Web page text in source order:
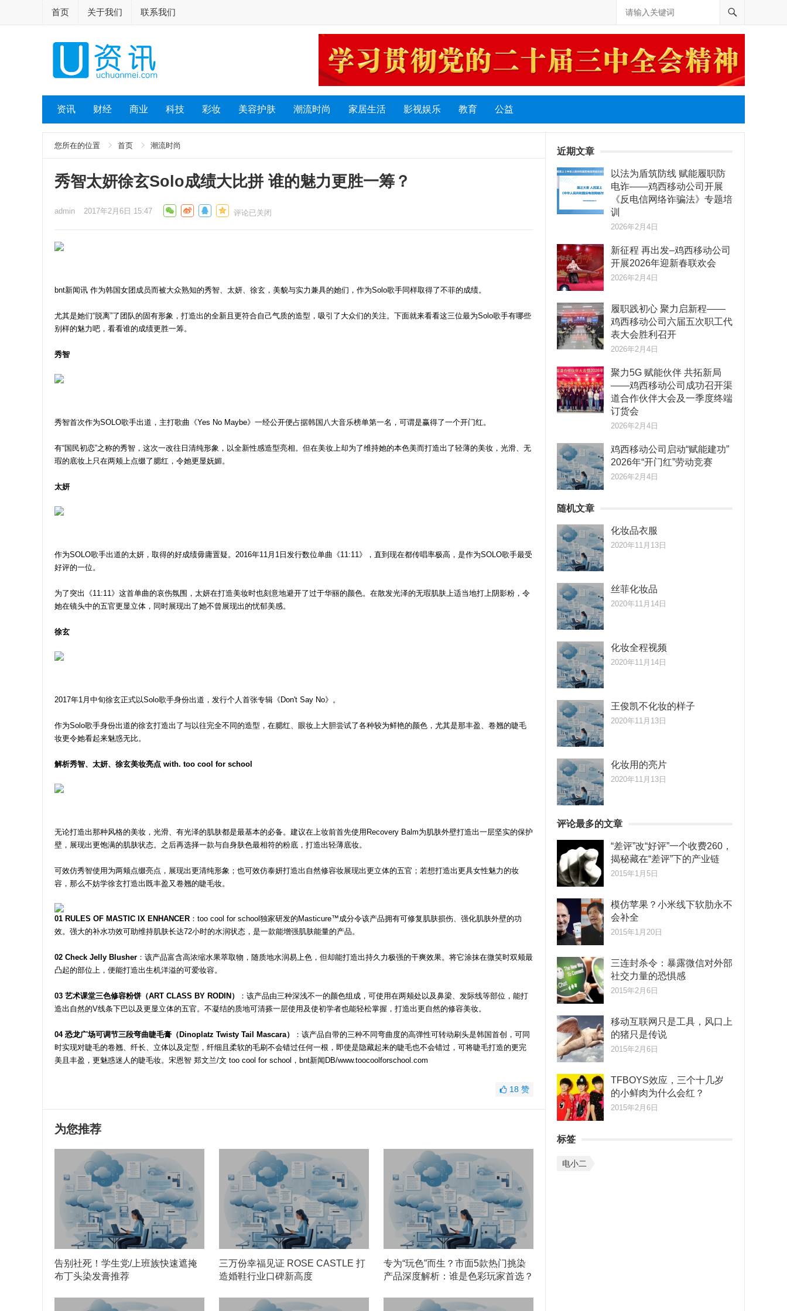
首页 关于我们 联系我们
资讯 财经 商业 科技 彩妆 美容护肤 潮流时尚 家居生活 影视娱乐 教育 公益
您所在的位置 首页 潮流时尚
秀智太妍徐玄Solo成绩大比拼 谁的魅力更胜一筹？
admin 2017年2月6日 15:47 评论已关闭
bnt新闻讯 作为韩国女团成员而被大众熟知的秀智、太妍、徐玄，美貌与实力兼具的她们，作为Solo歌手同样取得了不菲的成绩。
尤其是她们“脱离”了团队的固有形象，打造出的全新且更符合自己气质的造型，吸引了大众们的关注。下面就来看看这三位最为Solo歌手有哪些
别样的魅力吧，看看谁的成绩更胜一筹。
秀智
秀智首次作为SOLO歌手出道，主打歌曲《Yes No Maybe》一经公开便占据韩国八大音乐榜单第一名，可谓是赢得了一个开门红。
有“国民初恋”之称的秀智，这次一改往日清纯形象，以全新性感造型亮相。但在美妆上却为了维持她的本色美而打造出了轻薄的美妆，光滑、无
瑕的底妆上只在两颊上点缀了腮红，令她更显妩媚。
太妍
作为SOLO歌手出道的太妍，取得的好成绩毋庸置疑。2016年11月1日发行数位单曲《11:11》，直到现在都传唱率极高，是作为SOLO歌手最受
好评的一位。
为了突出《11:11》这首单曲的哀伤氛围，太妍在打造美妆时也刻意地避开了过于华丽的颜色。在散发光泽的无瑕肌肤上适当地打上阴影粉，令
她在镜头中的五官更显立体，同时展现出了她不曾展现出的忧郁美感。
徐玄
2017年1月中旬徐玄正式以Solo歌手身份出道，发行个人首张专辑《Don't Say No》。
作为Solo歌手身份出道的徐玄打造出了与以往完全不同的造型，在腮红、眼妆上大胆尝试了各种较为鲜艳的颜色，尤其是那丰盈、卷翘的睫毛
妆更令她看起来魅惑无比。
解析秀智、太妍、徐玄美妆亮点 with. too cool for school
无论打造出那种风格的美妆，光滑、有光泽的肌肤都是最基本的必备。建议在上妆前首先使用Recovery Balm为肌肤外壁打造出一层坚实的保护
壁，展现出更饱满的肌肤状态。之后再选择一款与自身肤色最相符的粉底，打造出轻薄底妆。
可效仿秀智使用为两颊点缀亮点，展现出更清纯形象；也可效仿泰妍打造出自然修容妆展现出更立体的五官；若想打造出更具女性魅力的妆
容，那么不妨学徐玄打造出既丰盈又卷翘的睫毛妆。
01 RULES OF MASTIC IX ENHANCER ：too cool for school独家研发的Masticure™成分令该产品拥有可修复肌肤损伤、强化肌肤外壁的功
效。强大的补水功效可助维持肌肤长达72小时的水润状态，是一款能增强肌肤能量的产品。
02 Check Jelly Blusher ：该产品富含高浓缩水果萃取物，随质地水润易上色，但却能打造出持久力极强的干爽效果。将它涂抹在微笑时双颊最
凸起的部位上，便能打造出生机洋溢的可爱妆容。
03 艺术课堂三色修容粉饼（ART CLASS BY RODIN）
：该产品由三种深浅不一的颜色组成，可使用在两颊处以及鼻梁、发际线等部位，能打
造出自然的V线条下巴以及更显立体的五官。不凝结的质地可清搽一层使用及使初学者也能轻松掌握，打造出更自然的修容美妆。
04 恐龙广场可调节三段弯曲睫毛膏（Dinoplatz Twisty Tail Mascara）
：该产品自带的三种不同弯曲度的高弹性可转动刷头是韩国首创，可同
时实现对睫毛的卷翘、纤长、立体以及定型，纤细且柔软的毛刷不会错过任何一根，即使是隐藏起来的睫毛也不会错过，可将睫毛打造的更完
美且丰盈，更魅惑迷人的睫毛妆。宋恩智 郑文兰/文 too cool for school，bnt新闻DB/www.toocoolforschool.com
18 赞
为您推荐
告别社死！学生党/上班族快速遮掩
布丁头染发膏推荐
三万份幸福见证 ROSE CASTLE 打
造婚鞋行业口碑新高度
专为“玩色”而生？市面5款热门挑染
产品深度解析：谁是色彩玩家首选？
近期文章
以法为盾筑防线 赋能履职防
电诈——鸡西移动公司开展
《反电信网络诈骗法》专题培
训
2026年2月4日
新征程 再出发–鸡西移动公司
开展2026年迎新春联欢会
2026年2月4日
履职践初心 聚力启新程——
鸡西移动公司六届五次职工代
表大会胜利召开
2026年2月4日
聚力5G 赋能伙伴 共拓新局
——鸡西移动公司成功召开渠
道合作伙伴大会及一季度终端
订货会
2026年2月4日
鸡西移动公司启动“赋能建功”
2026年“开门红”劳动竞赛
2026年2月4日
随机文章
化妆品衣服
2020年11月13日
丝菲化妆品
2020年11月14日
化妆全程视频
2020年11月14日
王俊凯不化妆的样子
2020年11月13日
化妆用的亮片
2020年11月13日
评论最多的文章
“差评”改“好评”一个收费260，
揭秘藏在“差评”下的产业链
2015年1月5日
模仿苹果？小米线下软肋永不
会补全
2015年1月20日
三连封杀令：暴露微信对外部
社交力量的恐惧感
2015年2月6日
移动互联网只是工具，风口上
的猪只是传说
2015年2月6日
TFBOYS效应，三个十几岁
的小鲜肉为什么会红？
2015年2月6日
标签
电小二